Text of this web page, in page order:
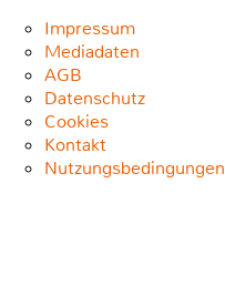
Impressum
Mediadaten
AGB
Datenschutz
Cookies
Kontakt
Nutzungsbedingungen